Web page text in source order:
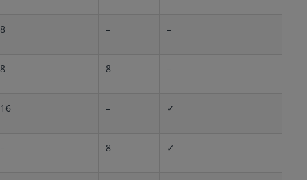
8 – –
8 8 –
16 – ✓
– 8 ✓